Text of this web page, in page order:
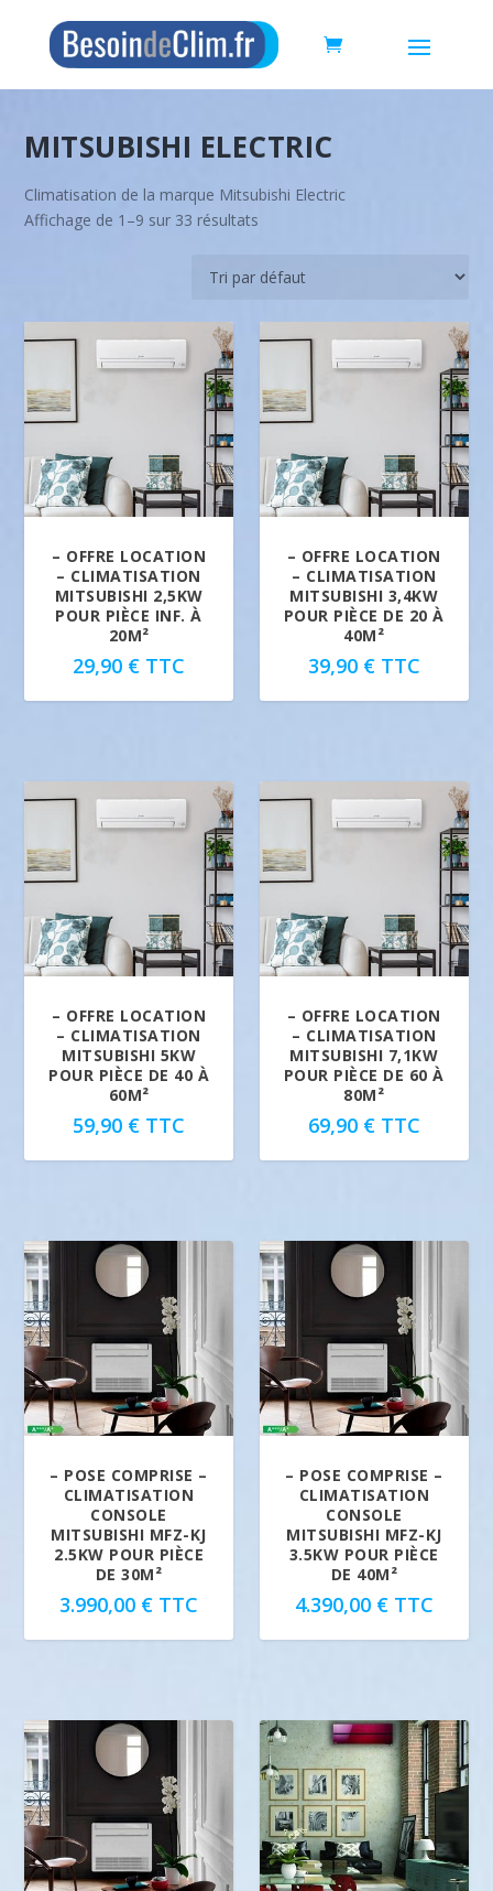
MITSUBISHI ELECTRIC
Climatisation de la marque Mitsubishi Electric
Affichage de 1–9 sur 33 résultats
– OFFRE LOCATION
– CLIMATISATION
MITSUBISHI 2,5KW
POUR PIÈCE INF. À
20M²
29,90 € TTC
– OFFRE LOCATION
– CLIMATISATION
MITSUBISHI 3,4KW
POUR PIÈCE DE 20 À
40M²
39,90 € TTC
– OFFRE LOCATION
– CLIMATISATION
MITSUBISHI 5KW
POUR PIÈCE DE 40 À
60M²
59,90 € TTC
– OFFRE LOCATION
– CLIMATISATION
MITSUBISHI 7,1KW
POUR PIÈCE DE 60 À
80M²
69,90 € TTC
– POSE COMPRISE –
CLIMATISATION
CONSOLE
MITSUBISHI MFZ-KJ
2.5KW POUR PIÈCE
DE 30M²
3.990,00 € TTC
– POSE COMPRISE –
CLIMATISATION
CONSOLE
MITSUBISHI MFZ-KJ
3.5KW POUR PIÈCE
DE 40M²
4.390,00 € TTC